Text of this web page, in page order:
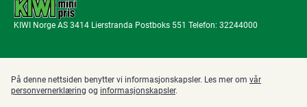
KIWI Norge AS 3414 Lierstranda Postboks 551 Telefon: 32244000
På denne nettsiden benytter vi informasjonskapsler. Les mer om vår
personvernerklæring og informasjonskapsler.